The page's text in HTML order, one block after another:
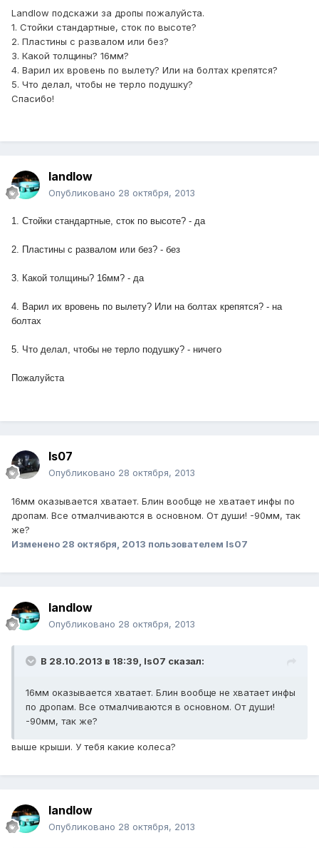
Landlow подскажи за дропы пожалуйста.
1. Стойки стандартные, сток по высоте?
2. Пластины с развалом или без?
3. Какой толщины? 16мм?
4. Варил их вровень по вылету? Или на болтах крепятся?
5. Что делал, чтобы не терло подушку?
Спасибо!
landlow
Опубликовано 28 октября, 2013
1. Стойки стандартные, сток по высоте? - да
2. Пластины с развалом или без? - без
3. Какой толщины? 16мм? - да
4. Варил их вровень по вылету? Или на болтах крепятся? - на
болтах
5. Что делал, чтобы не терло подушку? - ничего
Пожалуйста
Is07
Опубликовано 28 октября, 2013
16мм оказывается хватает. Блин вообще не хватает инфы по
дропам. Все отмалчиваются в основном. От души! -90мм, так
же?
Изменено 28 октября, 2013 пользователем Is07
landlow
Опубликовано 28 октября, 2013
В 28.10.2013 в 18:39, Is07 сказал:
16мм оказывается хватает. Блин вообще не хватает инфы
по дропам. Все отмалчиваются в основном. От души!
-90мм, так же?
выше крыши. У тебя какие колеса?
landlow
Опубликовано 28 октября, 2013